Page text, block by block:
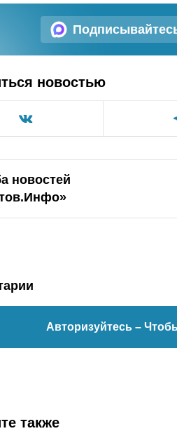
новостью
новостей
Авторизуйтесь –
также